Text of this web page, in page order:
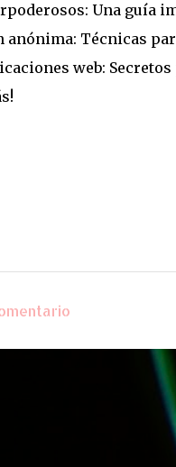
Una guía
anónima: Técnicas
web: